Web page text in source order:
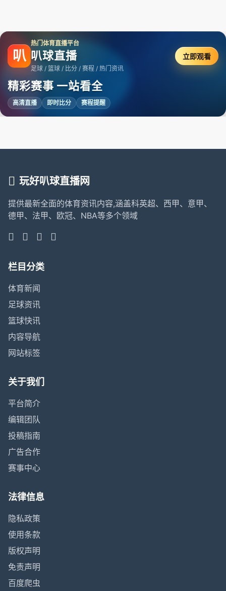
叭
热门体育直播平台
叭球直播
足球 / 篮球 / 比分 / 赛程 / 热门资讯
精彩赛事 一站看全
高清直播 即时比分 赛程提醒
立即观看
玩好叭球直播网
提供最新全面的体育资讯内容,涵盖科英超、西甲、意甲、
德甲、法甲、欧冠、NBA等多个领域
栏目分类
体育新闻
足球资讯
篮球快讯
内容导航
网站标签
关于我们
平台简介
编辑团队
投稿指南
广告合作
赛事中心
法律信息
隐私政策
使用条款
版权声明
免责声明
百度爬虫